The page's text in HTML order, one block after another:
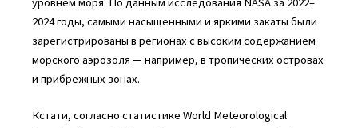
2024 годы, самыми насыщенными и яркими закаты были
зарегистрированы в регионах с высоким содержанием
морского аэрозоля — например, в тропических островах
и прибрежных зонах.
Кстати, согласно статистике World Meteorological